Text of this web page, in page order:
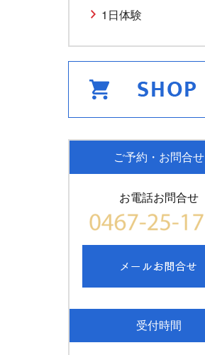
1日体験
ご予約・お問合せ
お電話お問合せ
受付時間